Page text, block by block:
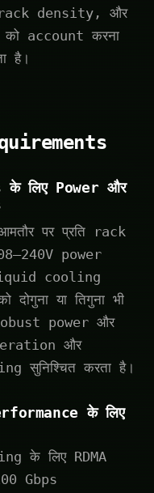
density, और
account करना
है।
के लिए Power और
पर प्रति rack
power
cooling
या तिगुना भी
power और
और
करता है।
के लिए
के लिए RDMA
Gbps